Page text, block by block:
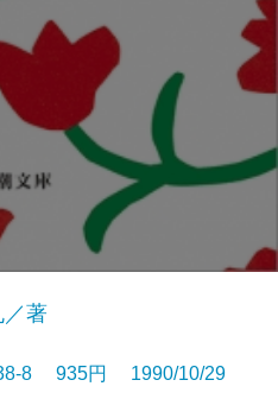
／著
8 935円 1990/10/29